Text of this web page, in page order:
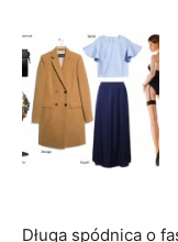
Długa spódnica o